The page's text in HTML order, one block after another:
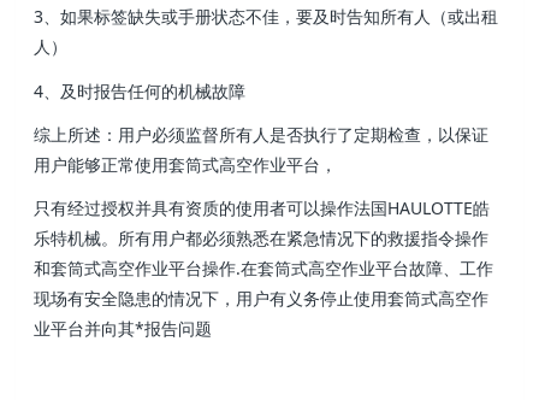
3、如果标签缺失或手册状态不佳，要及时告知所有人（或出租
人）
4、及时报告任何的机械故障
综上所述：用户必须监督所有人是否执行了定期检查，以保证
用户能够正常使用套筒式高空作业平台，
只有经过授权并具有资质的使用者可以操作法国HAULOTTE皓
乐特机械。所有用户都必须熟悉在紧急情况下的救援指令操作
和套筒式高空作业平台操作.在套筒式高空作业平台故障、工作
现场有安全隐患的情况下，用户有义务停止使用套筒式高空作
业平台并向其*报告问题